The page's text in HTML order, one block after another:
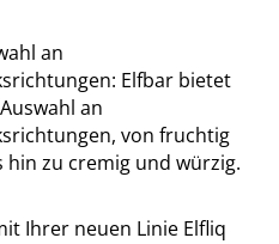
an
Elfbar bietet
an
von fruchtig
hin zu cremig und würzig.
Ihrer neuen Linie Elfliq